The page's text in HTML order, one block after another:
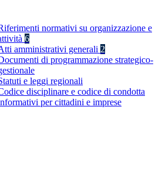
normativi su organizzazione e
6
amministrativi generali 2
di programmazione strategico-
e leggi regionali
disciplinare e codice di condotta
per cittadini e imprese